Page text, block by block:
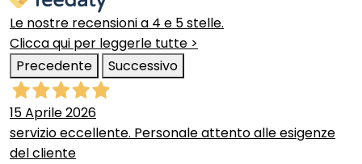
Le nostre recensioni a 4 e 5 stelle.
Clicca qui per leggerle tutte >
Precedente
Successivo
15 Aprile 2026
servizio eccellente. Personale attento alle esigenze
del cliente